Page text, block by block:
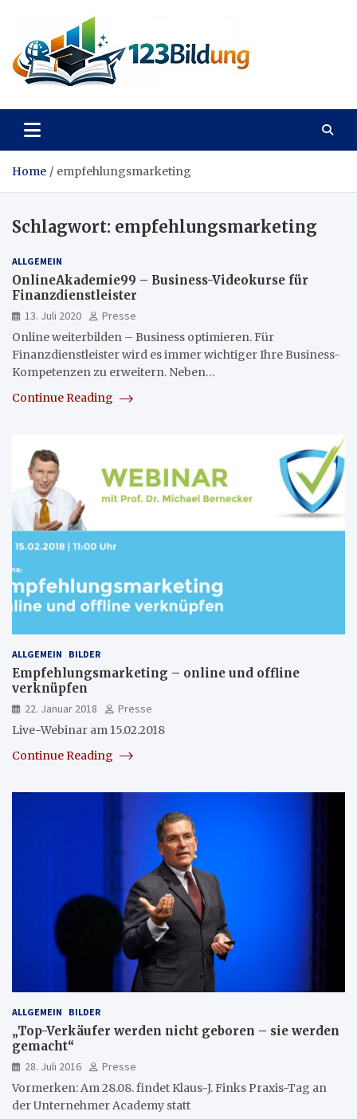
content
123Bildung
Home empfehlungsmarketing
Schlagwort: empfehlungsmarketing
ALLGEMEIN
OnlineAkademie99 – Business-Videokurse für
Finanzdienstleister
13. Juli 2020
Presse
Online weiterbilden – Business optimieren. Für
Finanzdienstleister wird es immer wichtiger Ihre Business-
Kompetenzen zu erweitern. Neben…
Continue Reading
ALLGEMEIN BILDER
Empfehlungsmarketing – online und offline
verknüpfen
22. Januar 2018
Presse
Live-Webinar am 15.02.2018
Continue Reading
ALLGEMEIN BILDER
„Top-Verkäufer werden nicht geboren – sie werden
gemacht“
28. Juli 2016
Presse
Vormerken: Am 28.08. findet Klaus-J. Finks Praxis-Tag an
der Unternehmer Academy statt